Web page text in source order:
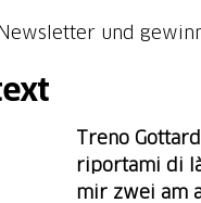
und
Treno
riportami di
mir zwei am